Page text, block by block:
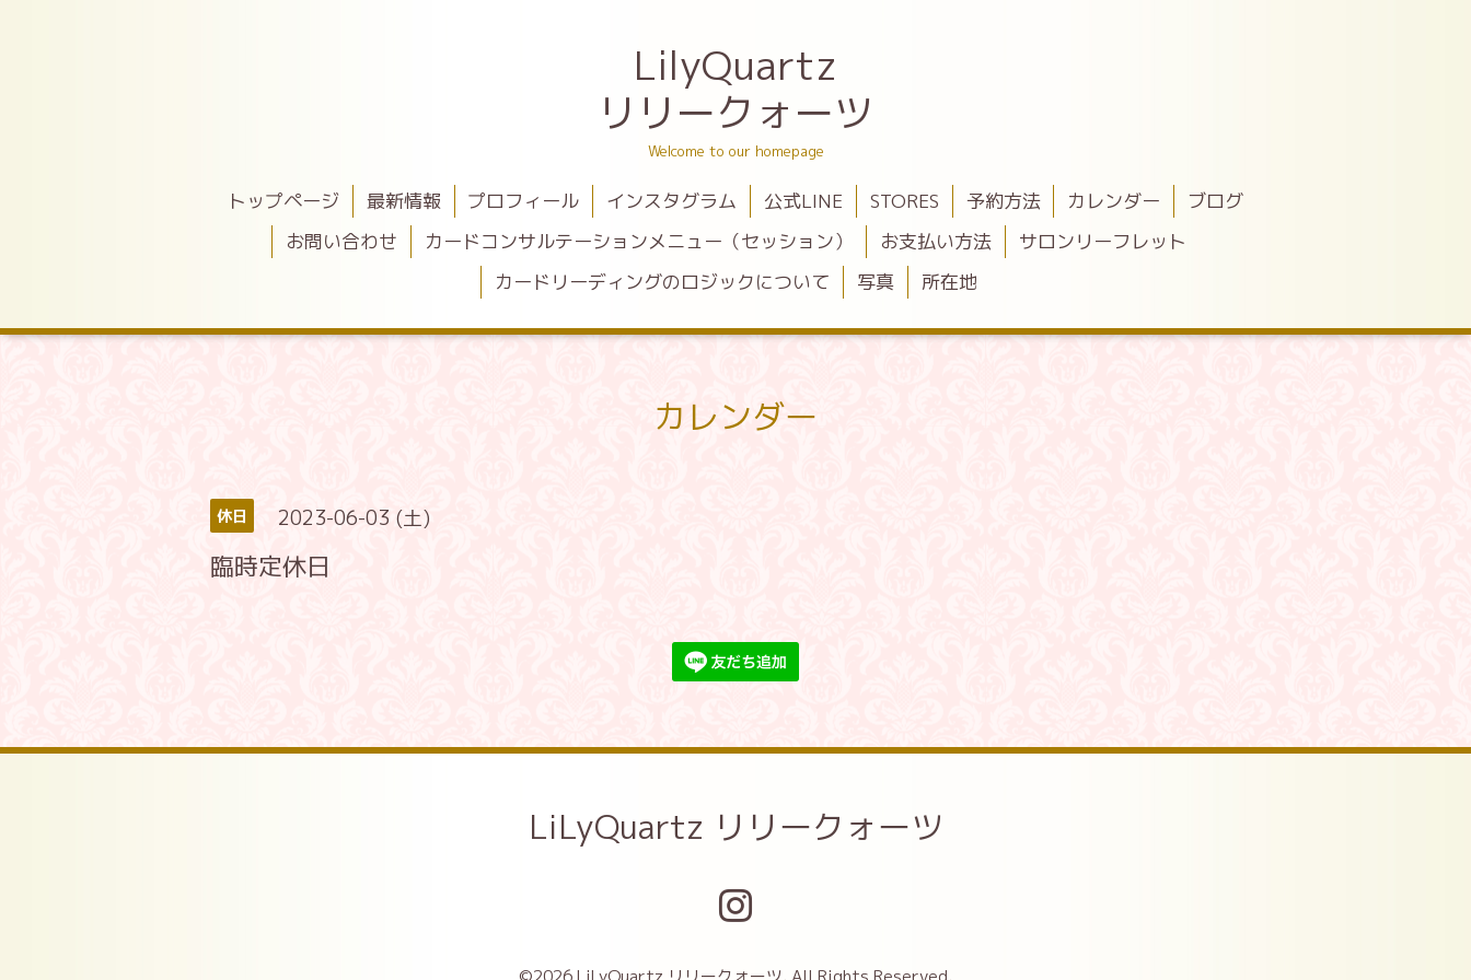
LilyQuartz
リリークォーツ
Welcome to our homepage
トップページ 最新情報 プロフィール インスタグラム 公式LINE STORES 予約方法 カレンダー
ブログ
お問い合わせ
カードコンサルテーションメニュー（セッション） お支払い方法
サロンリーフレット
カードリーディングのロジックについて
写真 所在地
カレンダー
休日 2023-06-03 (土)
臨時定休日
LiLyQuartz リリークォーツ